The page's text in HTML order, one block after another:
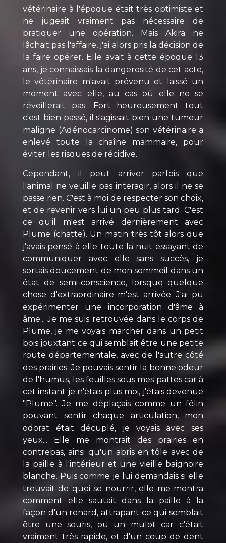
vétérinaire à l'époque était très optimiste et
ne jugeait vraiment pas nécessaire de
pratiquer une opération. Mais Akira ne
lâchait pas l'affaire, j'ai alors pris la décision de
la faire opérer. Elle avait à cette époque 13
ans, je connaissais la dangerosité de cet acte,
le vétérinaire m'avait prévenu et laissé un
moment avec elle, au cas où elle ne se
réveillerait pas. Fort heureusement tout
c'est bien passé, il s'agissait bien une tumeur
maligne (Adénocarcinome) son vétérinaire a
enlevé toute la chaîne mammaire, pour
éviter les risques de récidive.
Cependant, il peut arriver parfois que
l'animal ne veuille pas interagir, alors il ne se
passe rien. C'est à moi de respecter son choix,
et de revenir vers lui un peu plus tard. C'est
ce qu'il m'est arrivé dernièrement avec
Plume (chatte). Un matin très tôt alors que
j'avais pensé à elle toute la nuit essayant de
communiquer avec elle sans succès, je
sortais doucement de mon sommeil dans un
état de semi-conscience, lorsque quelque
chose d'extraordinaire m'est arrivée. J'ai pu
expérimenter une incorporation d'âme à
âme... Je me suis retrouvée dans le corps de
Plume, je me voyais marcher dans un petit
bois jouxtant ce qui semblait être une petite
route départementale, avec de l'autre côté
des prairies. Je pouvais sentir la bonne odeur
de l'humus, les feuilles sous mes pattes car à
cet instant je n'étais plus moi, j'étais devenue
"Plume". Je me déplaçais comme un félin
pouvant sentir chaque articulation, mon
odorat était décuplé, je voyais avec ses
yeux... Elle me montrait des prairies en
contrebas, ainsi qu'un abris en tôle avec de
la paille à l'intérieur et une vieille baignoire
blanche. Puis comme je lui demandais si elle
trouvait de quoi se nourrir, elle me montra
comment elle sautait dans la paille à la
façon d'un renard, attrapant ce qui semblait
être une souris, ou un mulot car c'était
vraiment très rapide, et d'un coup de dent